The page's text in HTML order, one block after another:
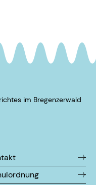
im ­Bregenzerwald